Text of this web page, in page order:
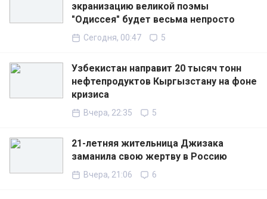
экранизацию великой поэмы
"Одиссея" будет весьма непросто
Сегодня, 00:47 5
Узбекистан направит 20 тысяч тонн
нефтепродуктов Кыргызстану на фоне
кризиса
Вчера, 22:35 5
21-летняя жительница Джизака
заманила свою жертву в Россию
Вчера, 21:06 6